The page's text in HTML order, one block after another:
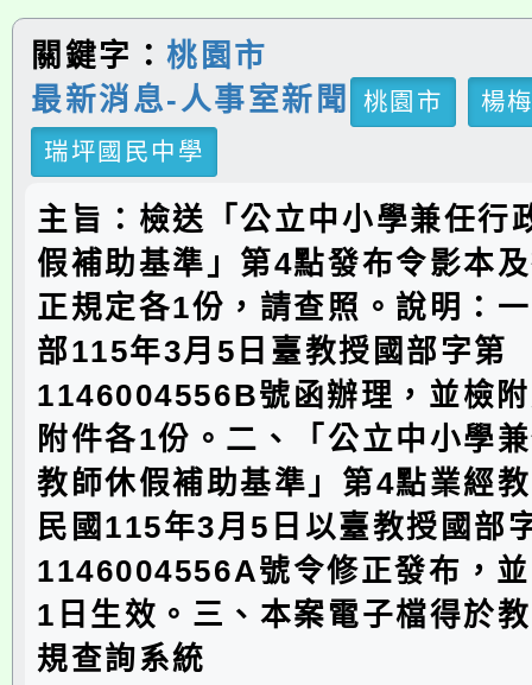
關鍵字：桃園市
最新消息-人事室新聞
桃園市
楊
瑞坪國民中學
主旨：檢送「公立中小學兼任行
假補助基準」第4點發布令影本
正規定各1份，請查照。說明：
部115年3月5日臺教授國部字第
1146004556B號函辦理，並檢
附件各1份。二、「公立中小學
教師休假補助基準」第4點業經
民國115年3月5日以臺教授國部
1146004556A號令修正發布，
1日生效。三、本案電子檔得於
規查詢系統